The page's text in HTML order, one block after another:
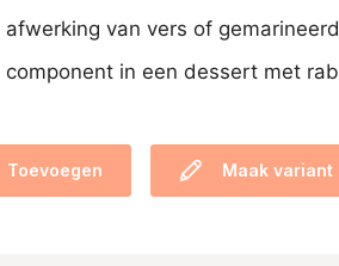
afwerking van vers of
component in een dessert met
Toevoegen Maak variant